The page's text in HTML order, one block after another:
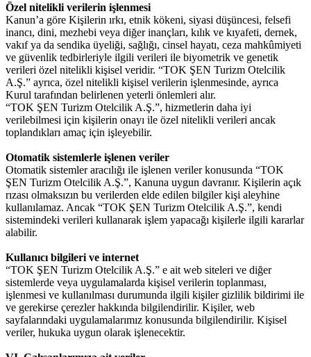
Özel nitelikli verilerin işlenmesi
Kanun’a göre Kişilerin ırkı, etnik kökeni, siyasi düşüncesi, felsefi
inancı, dini, mezhebi veya diğer inançları, kılık ve kıyafeti, dernek,
vakıf ya da sendika üyeliği, sağlığı, cinsel hayatı, ceza mahkûmiyeti
ve güvenlik tedbirleriyle ilgili verileri ile biyometrik ve genetik
verileri özel nitelikli kişisel veridir. “TOK ŞEN Turizm Otelcilik
A.Ş.” ayrıca, özel nitelikli kişisel verilerin işlenmesinde, ayrıca
Kurul tarafından belirlenen yeterli önlemleri alır.
“TOK ŞEN Turizm Otelcilik A.Ş.”, hizmetlerin daha iyi
verilebilmesi için kişilerin onayı ile özel nitelikli verileri ancak
toplandıkları amaç için işleyebilir.
Otomatik sistemlerle işlenen veriler
Otomatik sistemler aracılığı ile işlenen veriler konusunda “TOK
ŞEN Turizm Otelcilik A.Ş.”, Kanuna uygun davranır. Kişilerin açık
rızası olmaksızın bu verilerden elde edilen bilgiler kişi aleyhine
kullanılamaz. Ancak “TOK ŞEN Turizm Otelcilik A.Ş.”, kendi
sistemindeki verileri kullanarak işlem yapacağı kişilerle ilgili kararlar
alabilir.
Kullanıcı bilgileri ve internet
“TOK ŞEN Turizm Otelcilik A.Ş.” e ait web siteleri ve diğer
sistemlerde veya uygulamalarda kişisel verilerin toplanması,
işlenmesi ve kullanılması durumunda ilgili kişiler gizlilik bildirimi ile
ve gerekirse çerezler hakkında bilgilendirilir. Kişiler, web
sayfalarındaki uygulamalarımız konusunda bilgilendirilir. Kişisel
veriler, hukuka uygun olarak işlenecektir.